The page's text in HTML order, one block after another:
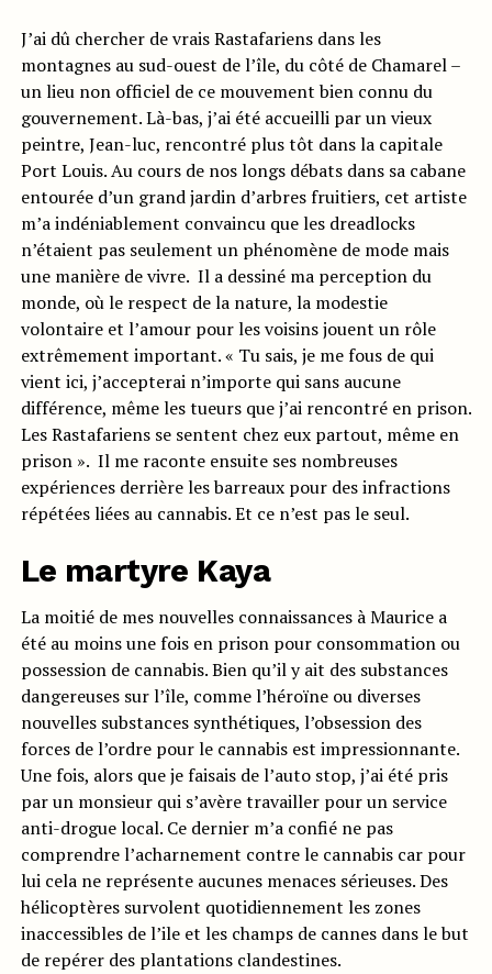
J’ai dû chercher de vrais Rastafariens dans les
montagnes au sud-ouest de l’île, du côté de Chamarel –
un lieu non officiel de ce mouvement bien connu du
gouvernement. Là-bas, j’ai été accueilli par un vieux
peintre, Jean-luc, rencontré plus tôt dans la capitale
Port Louis. Au cours de nos longs débats dans sa cabane
entourée d’un grand jardin d’arbres fruitiers, cet artiste
m’a indéniablement convaincu que les dreadlocks
n’étaient pas seulement un phénomène de mode mais
une manière de vivre. Il a dessiné ma perception du
monde, où le respect de la nature, la modestie
volontaire et l’amour pour les voisins jouent un rôle
extrêmement important. « Tu sais, je me fous de qui
vient ici, j’accepterai n’importe qui sans aucune
différence, même les tueurs que j’ai rencontré en prison.
Les Rastafariens se sentent chez eux partout, même en
prison ». Il me raconte ensuite ses nombreuses
expériences derrière les barreaux pour des infractions
répétées liées au cannabis. Et ce n’est pas le seul.
Le martyre Kaya
La moitié de mes nouvelles connaissances à Maurice a
été au moins une fois en prison pour consommation ou
possession de cannabis. Bien qu’il y ait des substances
dangereuses sur l’île, comme l’héroïne ou diverses
nouvelles substances synthétiques, l’obsession des
forces de l’ordre pour le cannabis est impressionnante.
Une fois, alors que je faisais de l’auto stop, j’ai été pris
par un monsieur qui s’avère travailler pour un service
anti-drogue local. Ce dernier m’a confié ne pas
comprendre l’acharnement contre le cannabis car pour
lui cela ne représente aucunes menaces sérieuses. Des
hélicoptères survolent quotidiennement les zones
inaccessibles de l’ile et les champs de cannes dans le but
de repérer des plantations clandestines.